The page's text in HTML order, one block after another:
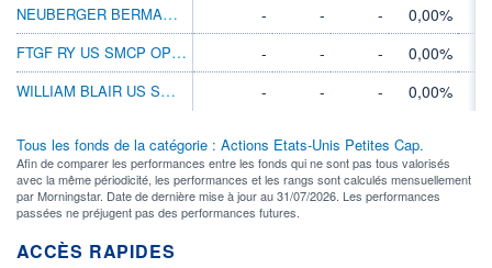
NEUBERGER BERMAN US SCP INTRS VALEURIACC
- - -
0,00%
FTGF RY US SMCP OPP S USD ACC
- - -
0,00%
WILLIAM BLAIR US SMID CORE A USD ACC
- - - 0,00%
Tous les fonds de la catégorie : Actions Etats-Unis Petites Cap.
Afin de comparer les performances entre les fonds qui ne sont pas tous valorisés
avec la même périodicité, les performances et les rangs sont calculés mensuellement
par Morningstar. Date de dernière mise à jour au 31/07/2026. Les performances
passées ne préjugent pas des performances futures.
ACCÈS RAPIDES